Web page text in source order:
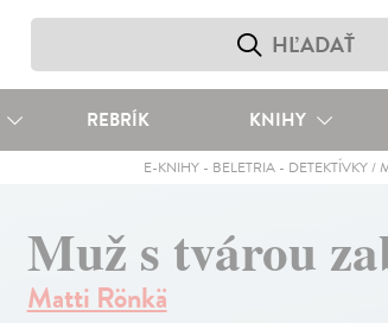
REBRÍK KNIHY
E-KNIHY- BELETRIA- DETEKTÍVKY /
Muž s tvárou
Matti Rönkä